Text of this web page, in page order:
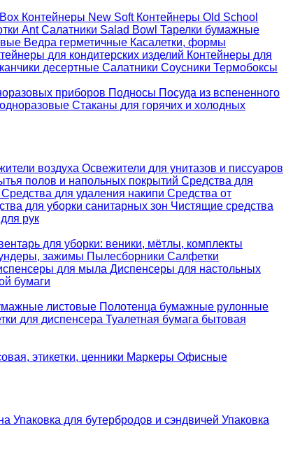
Контейнеры New Soft Контейнеры Old School
AntСалатники Salad Bowl Тарелки бумажные
Ведра герметичные Касалетки, формы
для кондитерских изделий Контейнеры для
десертные Салатники Соусники Термобоксы
приборов Подносы Посуда из вспененного
Стаканы для горячих и холодных
воздуха Освежители для унитазов и писсуаров
полов и напольных покрытий Средства для
Средства для удаления накипи Средства от
для уборки санитарных зон Чистящие средства
рук
для уборки: веники, мётлы, комплекты
зажимы Пылесборники Салфетки
для мыла Диспенсеры для настольных
бумаги
листовые Полотенца бумажные рулонные
для диспенсера Туалетная бумага бытовая
этикетки, ценники Маркеры Офисные
Упаковка для бутербродов и сэндвичей Упаковка